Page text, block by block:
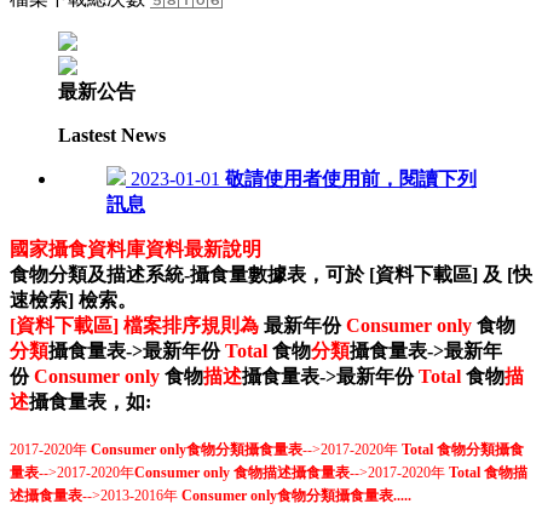
最新公告
Lastest News
2023-01-01 敬請使用者使用前，閱讀下列
訊息
國家攝食資料庫資料最新說明
食物分類及描述系統-攝食量數據表 ，可於 [資料下載區] 及 [快
速檢索] 檢索。
[資料下載區] 檔案排序規則為 最新年份Consumer only 食物
分類攝食量表->最新年份Total 食物分類攝食量表->最新年
份Consumer only 食物描述攝食量表->最新年份Total 食物描
述攝食量表，如:
2017-2020年 Consumer only食物分類攝食量表-->2017-2020年 Total 食物分類攝食
量表-->2017-2020年Consumer only 食物描述攝食量表-->2017-2020年 Total 食物描
述攝食量表-->2013-2016年 Consumer only食物分類攝食量表.....